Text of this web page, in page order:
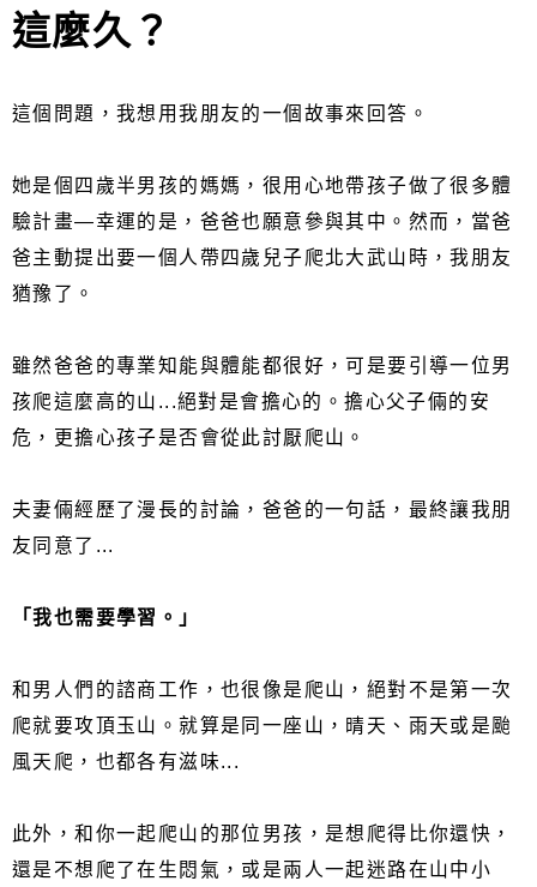
這麼久？
這個問題，我想用我朋友的一個故事來回答。
她是個四歲半男孩的媽媽，很用心地帶孩子做了很多體
驗計畫—幸運的是，爸爸也願意參與其中。然而，當爸
爸主動提出要一個人帶四歲兒子爬北大武山時，我朋友
猶豫了。
雖然爸爸的專業知能與體能都很好，可是要引導一位男
孩爬這麼高的山...絕對是會擔心的。擔心父子倆的安
危，更擔心孩子是否會從此討厭爬山。
夫妻倆經歷了漫長的討論，爸爸的一句話，最終讓我朋
友同意了...
「我也需要學習。」
和男人們的諮商工作，也很像是爬山，絕對不是第一次
爬就要攻頂玉山。就算是同一座山，晴天、雨天或是颱
風天爬，也都各有滋味...
此外，和你一起爬山的那位男孩，是想爬得比你還快，
還是不想爬了在生悶氣，或是兩人一起迷路在山中小